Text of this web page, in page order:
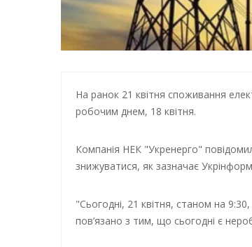
На ранок 21 квітня споживання
робочим днем, 18 квітня.
Компанія НЕК "Укренерго"
знижуватися, як зазначає
"Сьогодні, 21 квітня, станом на
пов’язано з тим, що сьогодні є